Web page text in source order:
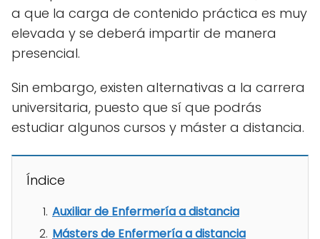
a que la carga de contenido práctica es muy
elevada y se deberá impartir de manera
presencial.
Sin embargo, existen alternativas a la carrera
universitaria, puesto que sí que podrás
estudiar algunos cursos y máster a distancia.
Índice
Auxiliar de Enfermería a distancia
Másters de Enfermería a distancia